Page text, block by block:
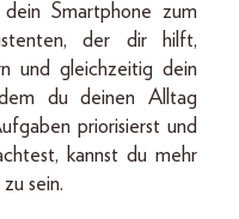
Smartphone zum
der dir hilft,
und gleichzeitig dein
du deinen Alltag
priorisierst und
kannst du mehr
sein.